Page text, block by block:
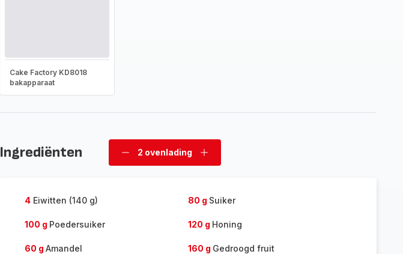
Cake Factory KD8018
bakapparaat
Ingrediënten
Verwijder
2 ovenlading
Voeg
4Eiwitten (140 g) 80 g Suiker
100 g Poedersuiker 120 g Honing
60 g Amandel 160 g Gedroogd fruit